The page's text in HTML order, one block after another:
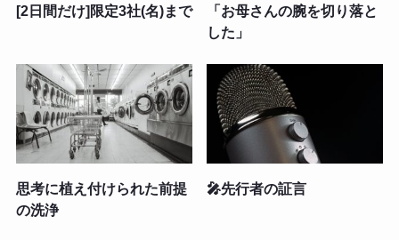
[2日間だけ]限定3社(名)まで
「お母さんの腕を切り落と
した」
思考に植え付けられた前提
の洗浄
🎤先行者の証言